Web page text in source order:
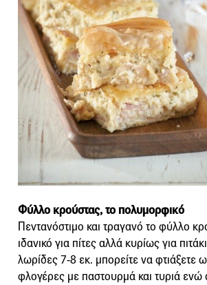
Φύλλο κρούστας, το πολυμορφικό
Πεντανόστιμο και τραγανό το φύλλο
ιδανικό για πίτες αλλά κυρίως για
λωρίδες 7-8 εκ. μπορείτε να φτιάξετε
φλογέρες με παστουρμά και τυριά ενώ